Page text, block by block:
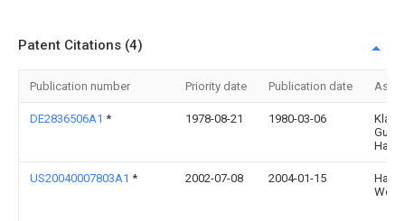
Patent Citations (4)
Publication number Priority date Publication date
DE2836506A1 * 1978-08-21 1980-03-06
Klaus
Hahn
US20040007803A1 * 2002-07-08 2004-01-15
Harry
Wong